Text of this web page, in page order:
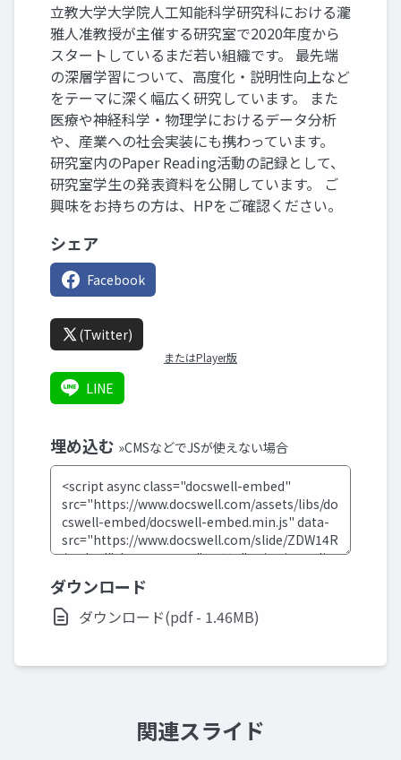
立教大学大学院人工知能科学研究科における瀧
雅人准教授が主催する研究室で2020年度から
スタートしているまだ若い組織です。 最先端
の深層学習について、高度化・説明性向上など
をテーマに深く幅広く研究しています。 また
医療や神経科学・物理学におけるデータ分析
や、産業への社会実装にも携わっています。
研究室内のPaper Reading活動の記録として、
研究室学生の発表資料を公開しています。 ご
興味をお持ちの方は、HPをご確認ください。
シェア
Facebook
(Twitter)
またはPlayer版
LINE
埋め込む »CMSなどでJSが使えない場合
ダウンロード
ダウンロード(pdf - 1.46MB)
関連スライド